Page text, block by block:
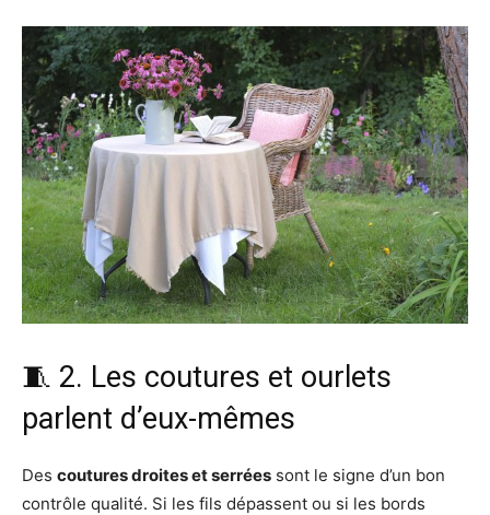
🧵 2. Les coutures et ourlets
parlent d’eux-mêmes
Des coutures droites et serrées sont le signe d’un bon
contrôle qualité. Si les fils dépassent ou si les bords